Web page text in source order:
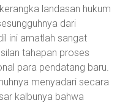
landasan hukum
dari
ini amatlah sangat
tahapan proses
para pendatang baru.
menyadari secara
kalbunya bahwa